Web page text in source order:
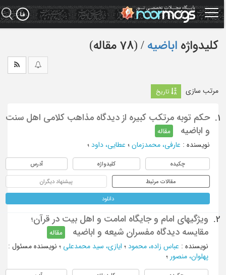
کلیدواژه اباضیه ‏/ (78 مقاله)
مرتب سازی تاریخ
1.
حکم توبه مرتکب کبیره از دیدگاه مذاهب کلامی اهل سنت
و اباضیه
مقاله
نویسنده: عارفی، محمدزمان؛ عطایی، داود؛
چکیده کلیدواژه آدرس
مقالات مرتبط پیشنهاد دیگران
دانلود
2.
ویژگیهای امام و جایگاه امامت و اهل بیت در قرآن؛
مقایسه دیدگاه مفسران شیعه و اباضیه
مقاله
نویسنده: عباس زاده، محمود؛ ایازی، سید محمدعلی ؛ نویسنده مسئول :
پهلوان، منصور؛